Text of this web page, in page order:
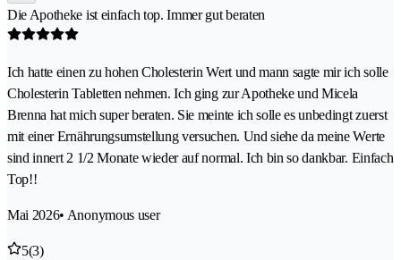
Die Apotheke ist einfach top. Immer gut beraten
Ich hatte einen zu hohen Cholesterin Wert und mann sagte mir ich solle
Cholesterin Tabletten nehmen. Ich ging zur Apotheke und Micela
Brenna hat mich super beraten. Sie meinte ich solle es unbedingt zuerst
mit einer Ernährungsumstellung versuchen. Und siehe da meine Werte
sind innert 2 1/2 Monate wieder auf normal. Ich bin so dankbar. Einfach
Top!!
Mai 2026• Anonymous user
5(3)